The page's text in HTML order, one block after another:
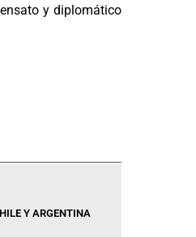
y diplomático
Y ARGENTINA